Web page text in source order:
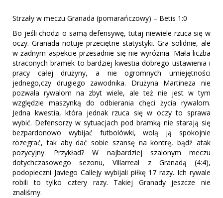
Strzały w meczu Granada (pomarańczowy) – Betis 1:0
Bo jeśli chodzi o samą defensywę, tutaj niewiele rzuca się w
oczy. Granada notuje przeciętne statystyki. Gra solidnie, ale
w żadnym aspekcie przesadnie się nie wyróżnia. Mała liczba
straconych bramek to bardziej kwestia dobrego ustawienia i
pracy całej drużyny, a nie ogromnych umiejętności
jednego,czy drugiego zawodnika. Drużyna Martineza nie
pozwala rywalom na zbyt wiele, ale też nie jest w tym
względzie maszynką do odbierania chęci życia rywalom.
Jedna kwestia, która jednak rzuca się w oczy to sprawa
wybić. Defensorzy w sytuacjach pod bramką nie starają się
bezpardonowo wybijać futbolówki, wolą ją spokojnie
rozegrać, tak aby dać sobie szansę na kontrę, bądź atak
pozycyjny. Przykład? W najbardziej szalonym meczu
dotychczasowego sezonu, Villarreal z Granadą (4:4),
podopieczni Javiego Callejy wybijali piłkę 17 razy. Ich rywale
robili to tylko cztery razy. Takiej Granady jeszcze nie
znaliśmy.